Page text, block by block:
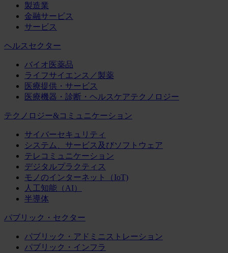
製造業
金融サービス
サービス
ヘルスセクター
バイオ医薬品
ライフサイエンス／製薬
医療提供・サービス
医療機器・診断・ヘルスケアテクノロジー
テクノロジー&コミュニケーション
サイバーセキュリティ
システム、サービス及びソフトウェア
テレコミュニケーション
デジタルプラクティス
モノのインターネット（IoT)
人工知能（AI）
半導体
パブリック・セクター
パブリック・アドミニストレーション
パブリック・インフラ